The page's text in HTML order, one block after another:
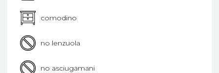
comodino
no lenzuola
no asciugamani